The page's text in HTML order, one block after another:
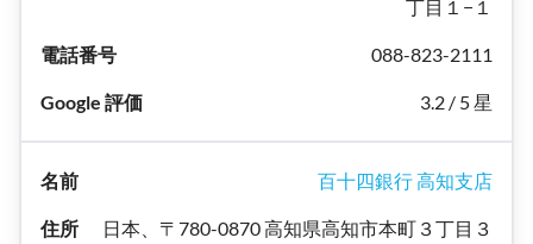
丁目１−１
088-823-2111
3.2 / 5 星
百十四銀行 高知支店
日本、〒780-0870 高知県高知市本町３丁目３